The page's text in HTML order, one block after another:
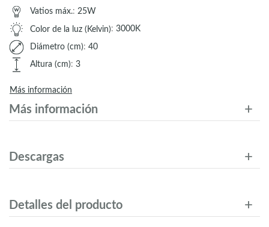
Vatios máx.: 25W
Color de la luz (Kelvin): 3000K
Diámetro (cm): 40
Altura (cm): 3
Más información
Más información
Descargas
Detalles del producto